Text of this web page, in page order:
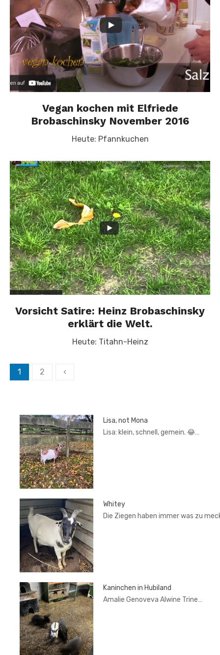
Vegan kochen mit Elfriede
Brobaschinsky November 2016
Heute: Pfannkuchen
Vorsicht Satire: Heinz Brobaschinsky
erklärt die Welt.
Heute: Titahn-Heinz
Seitennummerierung
der
1 2 ‹
Lisa, not Mona
Lisa: klein, schnell, gemein. 😂…
Whitey
Die Ziegen haben immer was zu
Kaninchen in Hubiland
Amalie Genoveva Alwine Trine…